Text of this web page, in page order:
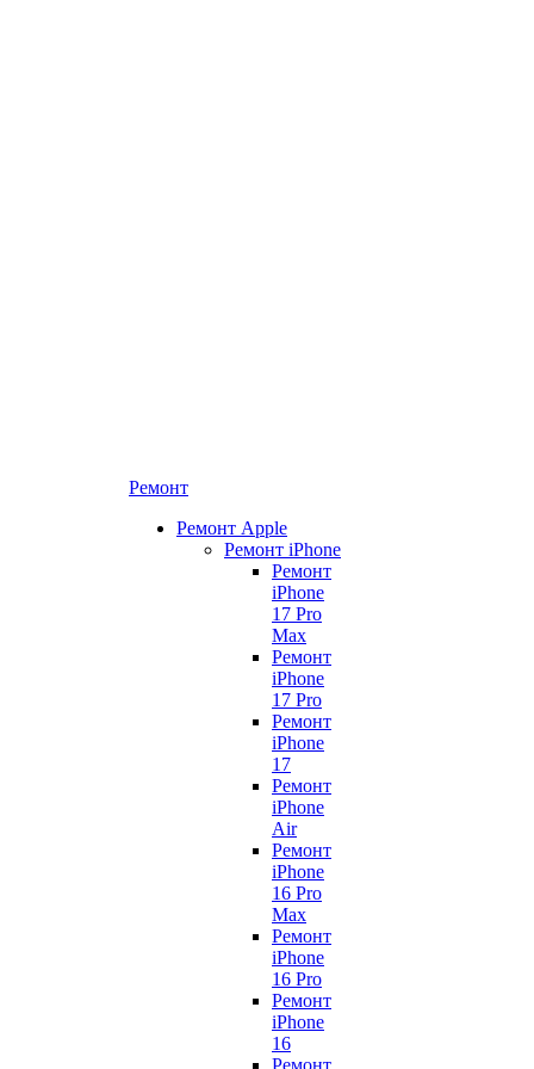
Ремонт
Ремонт Apple
Ремонт iPhone
Ремонт
iPhone
17 Pro
Max
Ремонт
iPhone
17 Pro
Ремонт
iPhone
17
Ремонт
iPhone
Air
Ремонт
iPhone
16 Pro
Max
Ремонт
iPhone
16 Pro
Ремонт
iPhone
16
Ремонт